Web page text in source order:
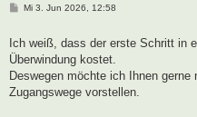
B
t
r
a
g
Mi 3. Jun 2026, 12:58
Ich weiß, dass der erste Schritt in
Überwindung kostet.
Deswegen möchte ich Ihnen
Zugangswege vorstellen.